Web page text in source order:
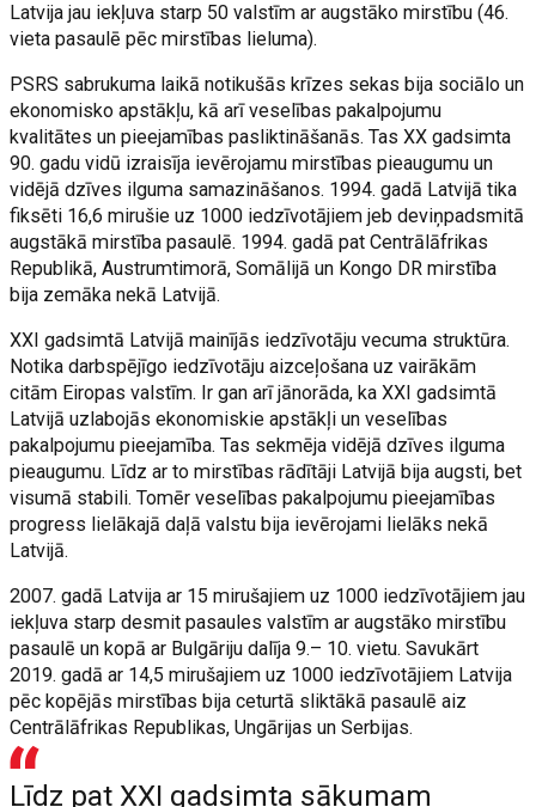
Latvija jau iekļuva starp 50 valstīm ar augstāko mirstību (46.
vieta pasaulē pēc mirstības lieluma).
PSRS sabrukuma laikā notikušās krīzes sekas bija sociālo un
ekonomisko apstākļu, kā arī veselības pakalpojumu
kvalitātes un pieejamības pasliktināšanās. Tas XX gadsimta
90. gadu vidū izraisīja ievērojamu mirstības pieaugumu un
vidējā dzīves ilguma samazināšanos. 1994. gadā Latvijā tika
fiksēti 16,6 mirušie uz 1000 iedzīvotājiem jeb deviņpadsmitā
augstākā mirstība pasaulē. 1994. gadā pat Centrālāfrikas
Republikā, Austrumtimorā, Somālijā un Kongo DR mirstība
bija zemāka nekā Latvijā.
XXI gadsimtā Latvijā mainījās iedzīvotāju vecuma struktūra.
Notika darbspējīgo iedzīvotāju aizceļošana uz vairākām
citām Eiropas valstīm. Ir gan arī jānorāda, ka XXI gadsimtā
Latvijā uzlabojās ekonomiskie apstākļi un veselības
pakalpojumu pieejamība. Tas sekmēja vidējā dzīves ilguma
pieaugumu. Līdz ar to mirstības rādītāji Latvijā bija augsti, bet
visumā stabili. Tomēr veselības pakalpojumu pieejamības
progress lielākajā daļā valstu bija ievērojami lielāks nekā
Latvijā.
2007. gadā Latvija ar 15 mirušajiem uz 1000 iedzīvotājiem jau
iekļuva starp desmit pasaules valstīm ar augstāko mirstību
pasaulē un kopā ar Bulgāriju dalīja 9.– 10. vietu. Savukārt
2019. gadā ar 14,5 mirušajiem uz 1000 iedzīvotājiem Latvija
pēc kopējās mirstības bija ceturtā sliktākā pasaulē aiz
Centrālāfrikas Republikas, Ungārijas un Serbijas.
Līdz pat XXI gadsimta sākumam